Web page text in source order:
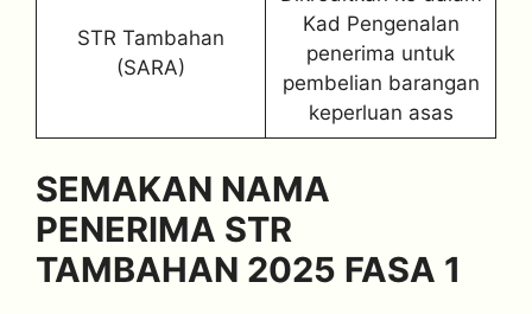
STR Tambahan
(SARA)
Kad Pengenalan
penerima untuk
pembelian barangan
keperluan asas
SEMAKAN NAMA
PENERIMA STR
TAMBAHAN 2025 FASA 1